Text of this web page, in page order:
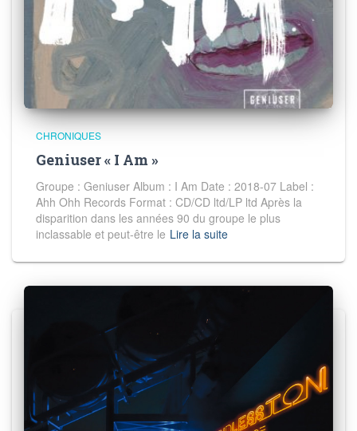
CHRONIQUES
Geniuser « I Am »
Groupe : Geniuser Album : I Am Date : 2018-07 Label :
Ahh Ohh Records Format : CD/CD ltd/LP ltd Après la
disparition dans les années 90 du groupe le plus
inclassable et peut-être le Lire la suite